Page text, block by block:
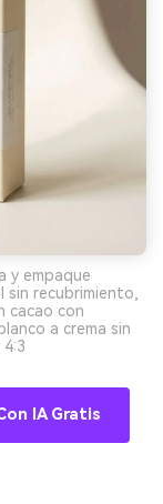
y empaque
recubrimiento,
cacao con
a crema sin
IA Gratis